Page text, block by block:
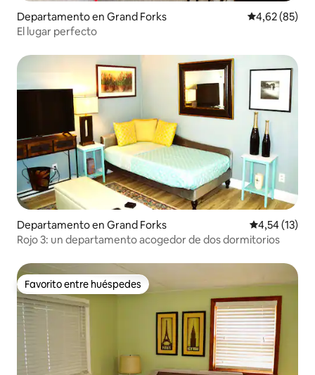
Departamento en Grand Forks Calificación
4,62 (85)
El lugar perfecto
Departamento en Grand Forks Calificación
4,54 (13)
Rojo 3: un departamento acogedor de dos dormitorios
Favorito entre huéspedes
Favorito entre huéspedes